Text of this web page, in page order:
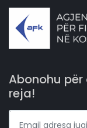
Abonohu
reja!